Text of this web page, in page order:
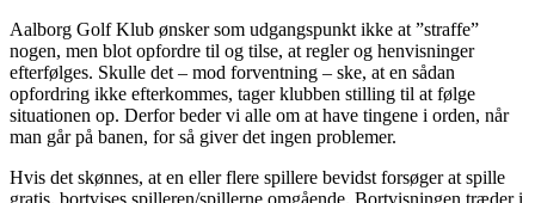
Aalborg Golf Klub ønsker som udgangspunkt ikke at ”straffe”
nogen, men blot opfordre til og tilse, at regler og henvisninger
efterfølges. Skulle det – mod forventning – ske, at en sådan
opfordring ikke efterkommes, tager klubben stilling til at følge
situationen op. Derfor beder vi alle om at have tingene i orden, når
man går på banen, for så giver det ingen problemer.
Hvis det skønnes, at en eller flere spillere bevidst forsøger at spille
gratis, bortvises spilleren/spillerne omgående. Bortvisningen træder i